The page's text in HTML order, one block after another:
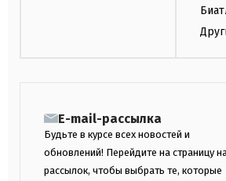
E-mail-рассылка
Будьте в курсе всех новостей и
обновлений! Перейдите на страницу
рассылок, чтобы выбрать те, которые